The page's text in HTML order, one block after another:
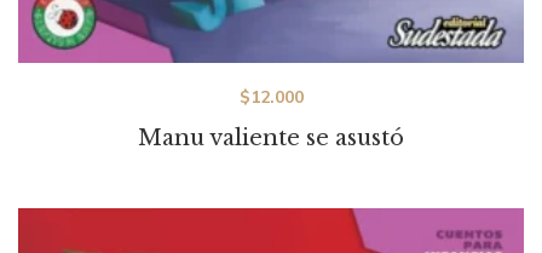
Manu valiente se asustó
$12.000